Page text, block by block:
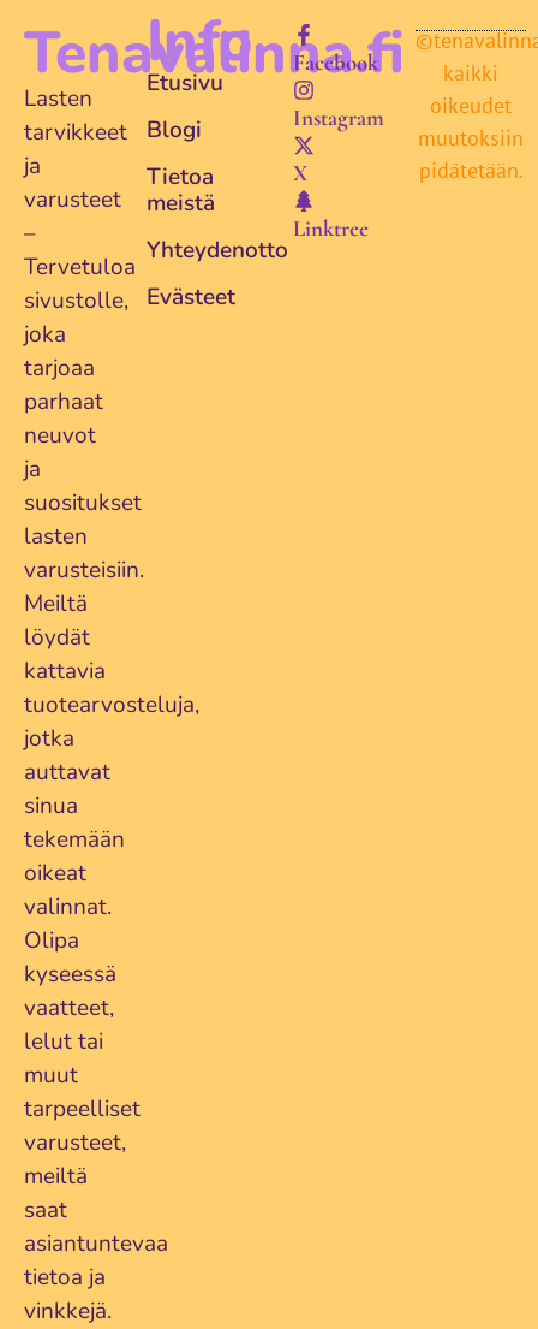
Tenavalinna.fi
Lasten
tarvikkeet
ja
varusteet
–
Tervetuloa
sivustolle,
joka
tarjoaa
parhaat
neuvot
ja
suositukset
lasten
varusteisiin.
Meiltä
löydät
kattavia
tuotearvosteluja,
jotka
auttavat
sinua
tekemään
oikeat
valinnat.
Olipa
kyseessä
vaatteet,
lelut tai
muut
tarpeelliset
varusteet,
meiltä
saat
asiantuntevaa
tietoa ja
vinkkejä.
Info
Etusivu
Blogi
Tietoa
meistä
Yhteydenotto
Evästeet
Facebook
Instagram
X
Linktree
kaikki
oikeudet
muutoksiin
pidätetään.